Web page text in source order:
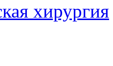
хирургия